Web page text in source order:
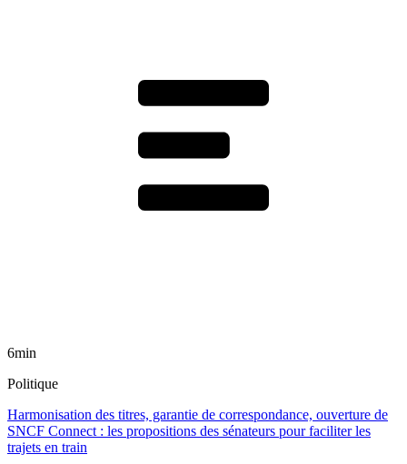
6min
Politique
Harmonisation des titres, garantie de correspondance, ouverture de
SNCF Connect : les propositions des sénateurs pour faciliter les
trajets en train